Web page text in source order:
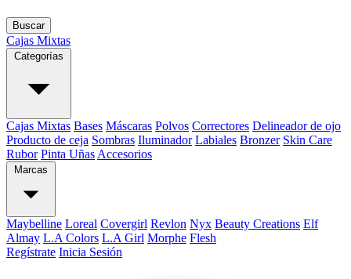
Buscar
Cajas Mixtas
Categorías
Cajas Mixtas Bases Máscaras Polvos Correctores Delineador de ojo
Producto de ceja Sombras Iluminador Labiales Bronzer Skin Care
Rubor Pinta Uñas Accesorios
Marcas
Maybelline Loreal Covergirl Revlon Nyx Beauty Creations Elf
Almay L.A Colors L.A Girl Morphe Flesh
Regístrate Inicia Sesión